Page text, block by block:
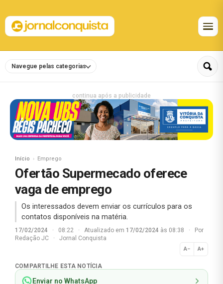
Navegue pelas categorias
continua após a publicidade
Início Emprego
Ofertão Supermecado oferece
vaga de emprego
Os interessados devem enviar os currículos para os
contatos disponíveis na matéria.
17/02/2024 · 08:22 · Atualizado em 17/02/2024 às 08:38 ·
Por
Redação JC
· Jornal Conquista
A− A+
Normal
COMPARTILHE ESTA NOTÍCIA
Enviar no WhatsApp